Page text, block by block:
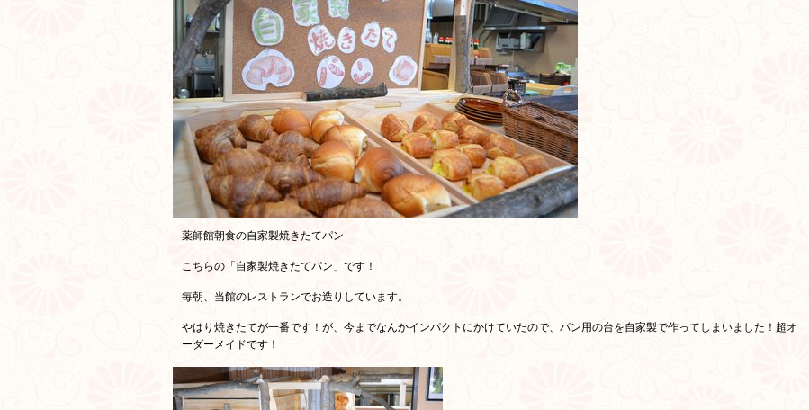
薬師館朝食の自家製焼きたてパン
こちらの「自家製焼きたてパン」です！
毎朝、当館のレストランでお造りしています。
やはり焼きたてが一番です！が、今までなんかインパクトにかけていたので、パン用の台を自家製で作ってしまいました！超オ
ーダーメイドです！